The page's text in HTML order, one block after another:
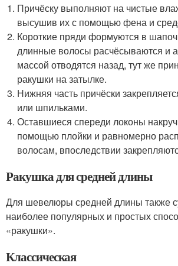
Причёску выполняют на чистые
высушив их с помощью фена и
Короткие пряди формуются в
длинные волосы расчёсываются и
массой отводятся назад, тут же
ракушки на затылке.
Нижняя часть причёски
или шпильками.
Оставшиеся спереди локоны
помощью плойки и равномерно
волосам, впоследствии
Ракушка для средней длины
Для шевелюры средней длины также
наиболее популярных и простых
«ракушки».
Классическая